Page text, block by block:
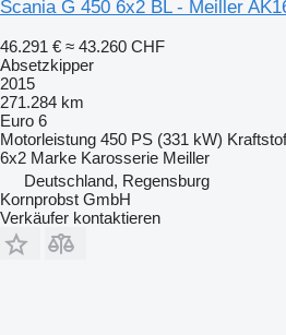
Scania G 450 6x2 BL - Meiller
46.291 € ≈ 43.260 CHF
Absetzkipper
2015
271.284 km
Euro 6
Motorleistung 450 PS (331 kW)
6x2 Marke Karosserie Meiller
Deutschland, Regensburg
Kornprobst GmbH
Verkäufer kontaktieren